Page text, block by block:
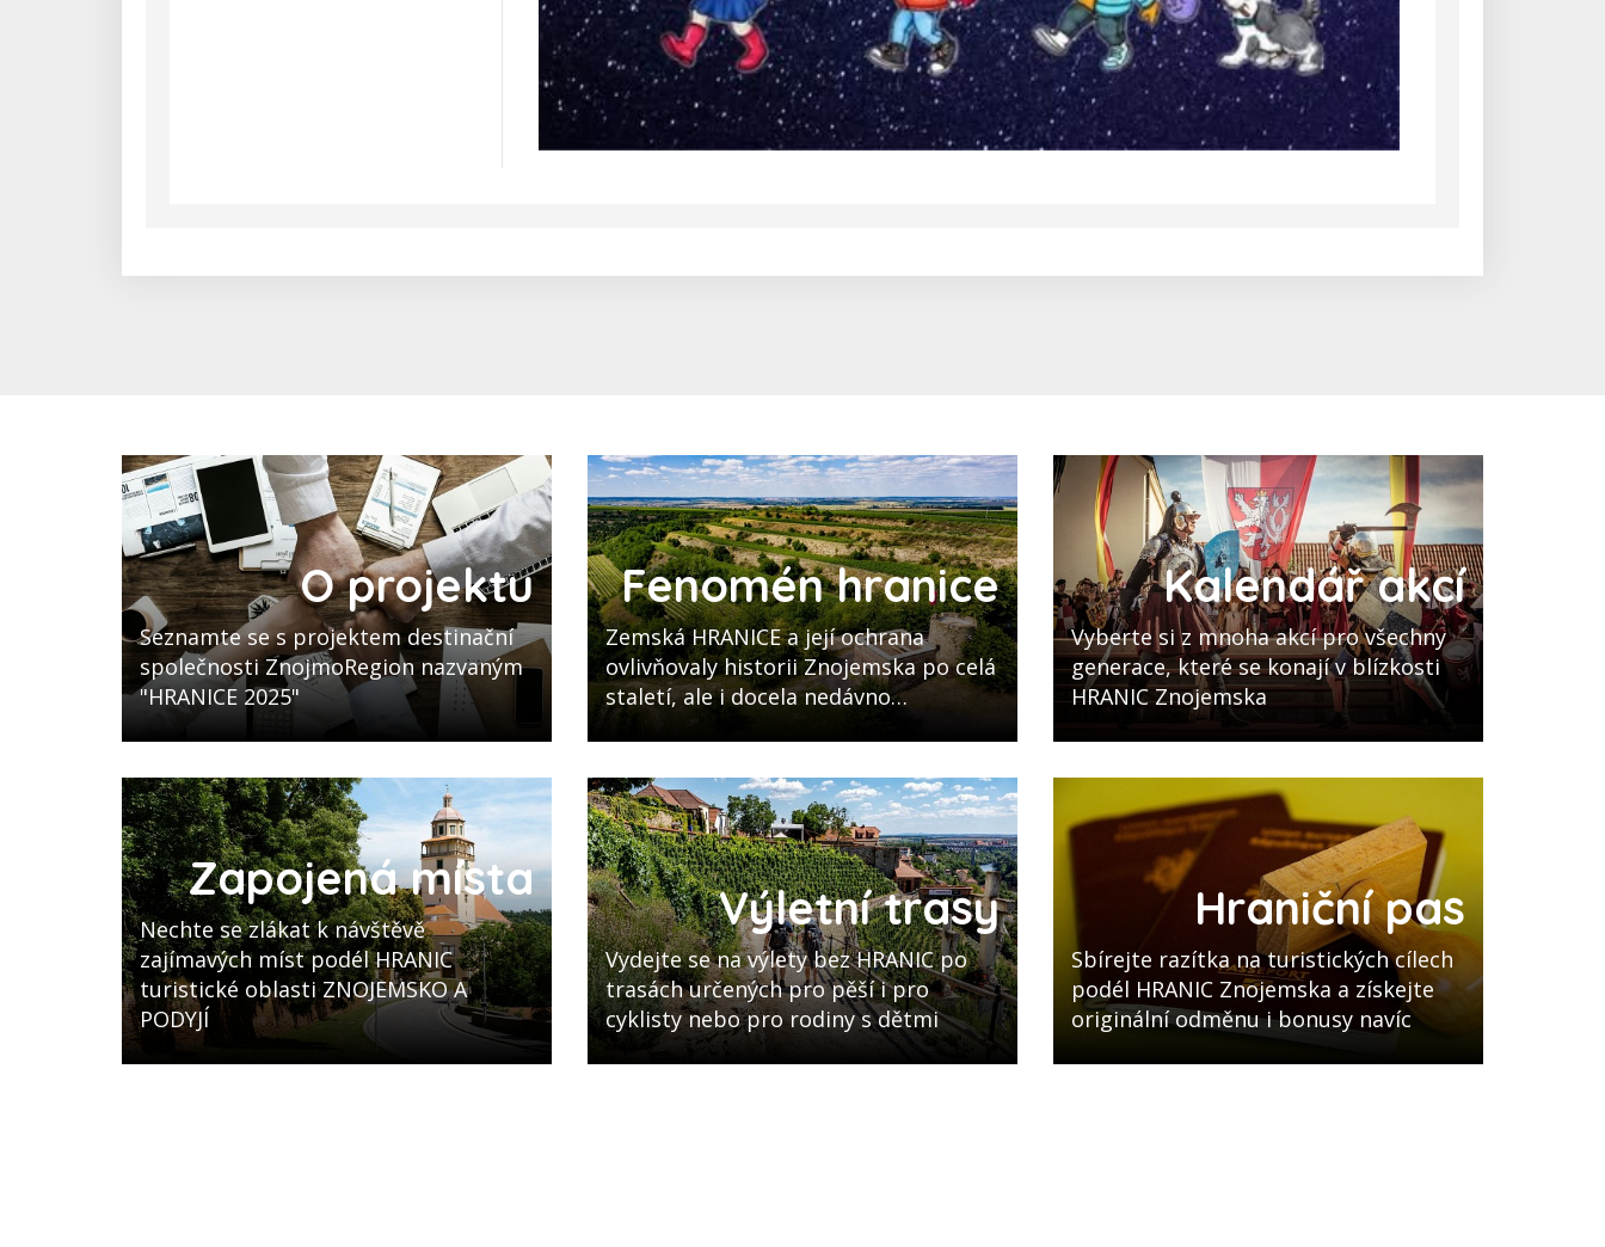
O projektu
Seznamte se s projektem destinační
společnosti ZnojmoRegion nazvaným
"HRANICE 2025"
Fenomén hranice
Zemská HRANICE a její ochrana
ovlivňovaly historii Znojemska po celá
staletí, ale i docela nedávno…
Kalendář akcí
Vyberte si z mnoha akcí pro všechny
generace, které se konají v blízkosti
HRANIC Znojemska
Zapojená místa
Nechte se zlákat k návštěvě
zajímavých míst podél HRANIC
turistické oblasti ZNOJEMSKO A
PODYJÍ
Výletní trasy
Vydejte se na výlety bez HRANIC po
trasách určených pro pěší i pro
cyklisty nebo pro rodiny s dětmi
Hraniční pas
Sbírejte razítka na turistických cílech
podél HRANIC Znojemska a získejte
originální odměnu i bonusy navíc